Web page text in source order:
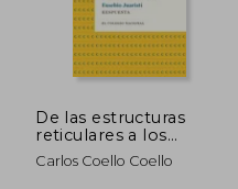
De las estructuras
reticulares a los
algoritmos
evolutivos. Mi largo
Carlos Coello Coello